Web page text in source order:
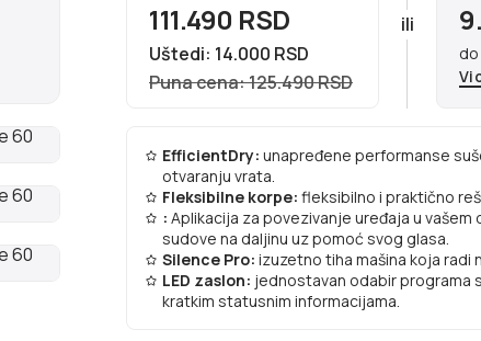
111.490 RSD
Uštedi: 14.000 RSD
Puna cena: 125.490 RSD
ili
EfficientDry: unapređene performanse
otvaranju vrata.
Fleksibilne korpe: fleksibilno i praktično
: Aplikacija za povezivanje uređaja u vašem
sudove na daljinu uz pomoć svog glasa.
Silence Pro: izuzetno tiha mašina koja radi
LED zaslon: jednostavan odabir programa
kratkim statusnim informacijama.